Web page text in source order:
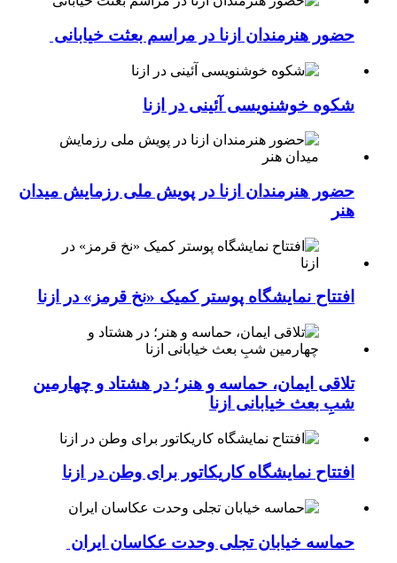
حضور هنرمندان ازنا در مراسم بعثت خیابانی
شکوه خوشنویسی آئینی در ازنا
حضور هنرمندان ازنا در پویش ملی رزمایش میدان
هنر
افتتاح نمایشگاه پوستر کمیک «نخ قرمز» در ازنا
تلاقی ایمان، حماسه و هنر؛ در هشتاد و چهارمین
شبِ بعث خیابانی ازنا
افتتاح نمایشگاه کاریکاتور برای وطن در ازنا
حماسه خیابان تجلی وحدت عکاسان ایران